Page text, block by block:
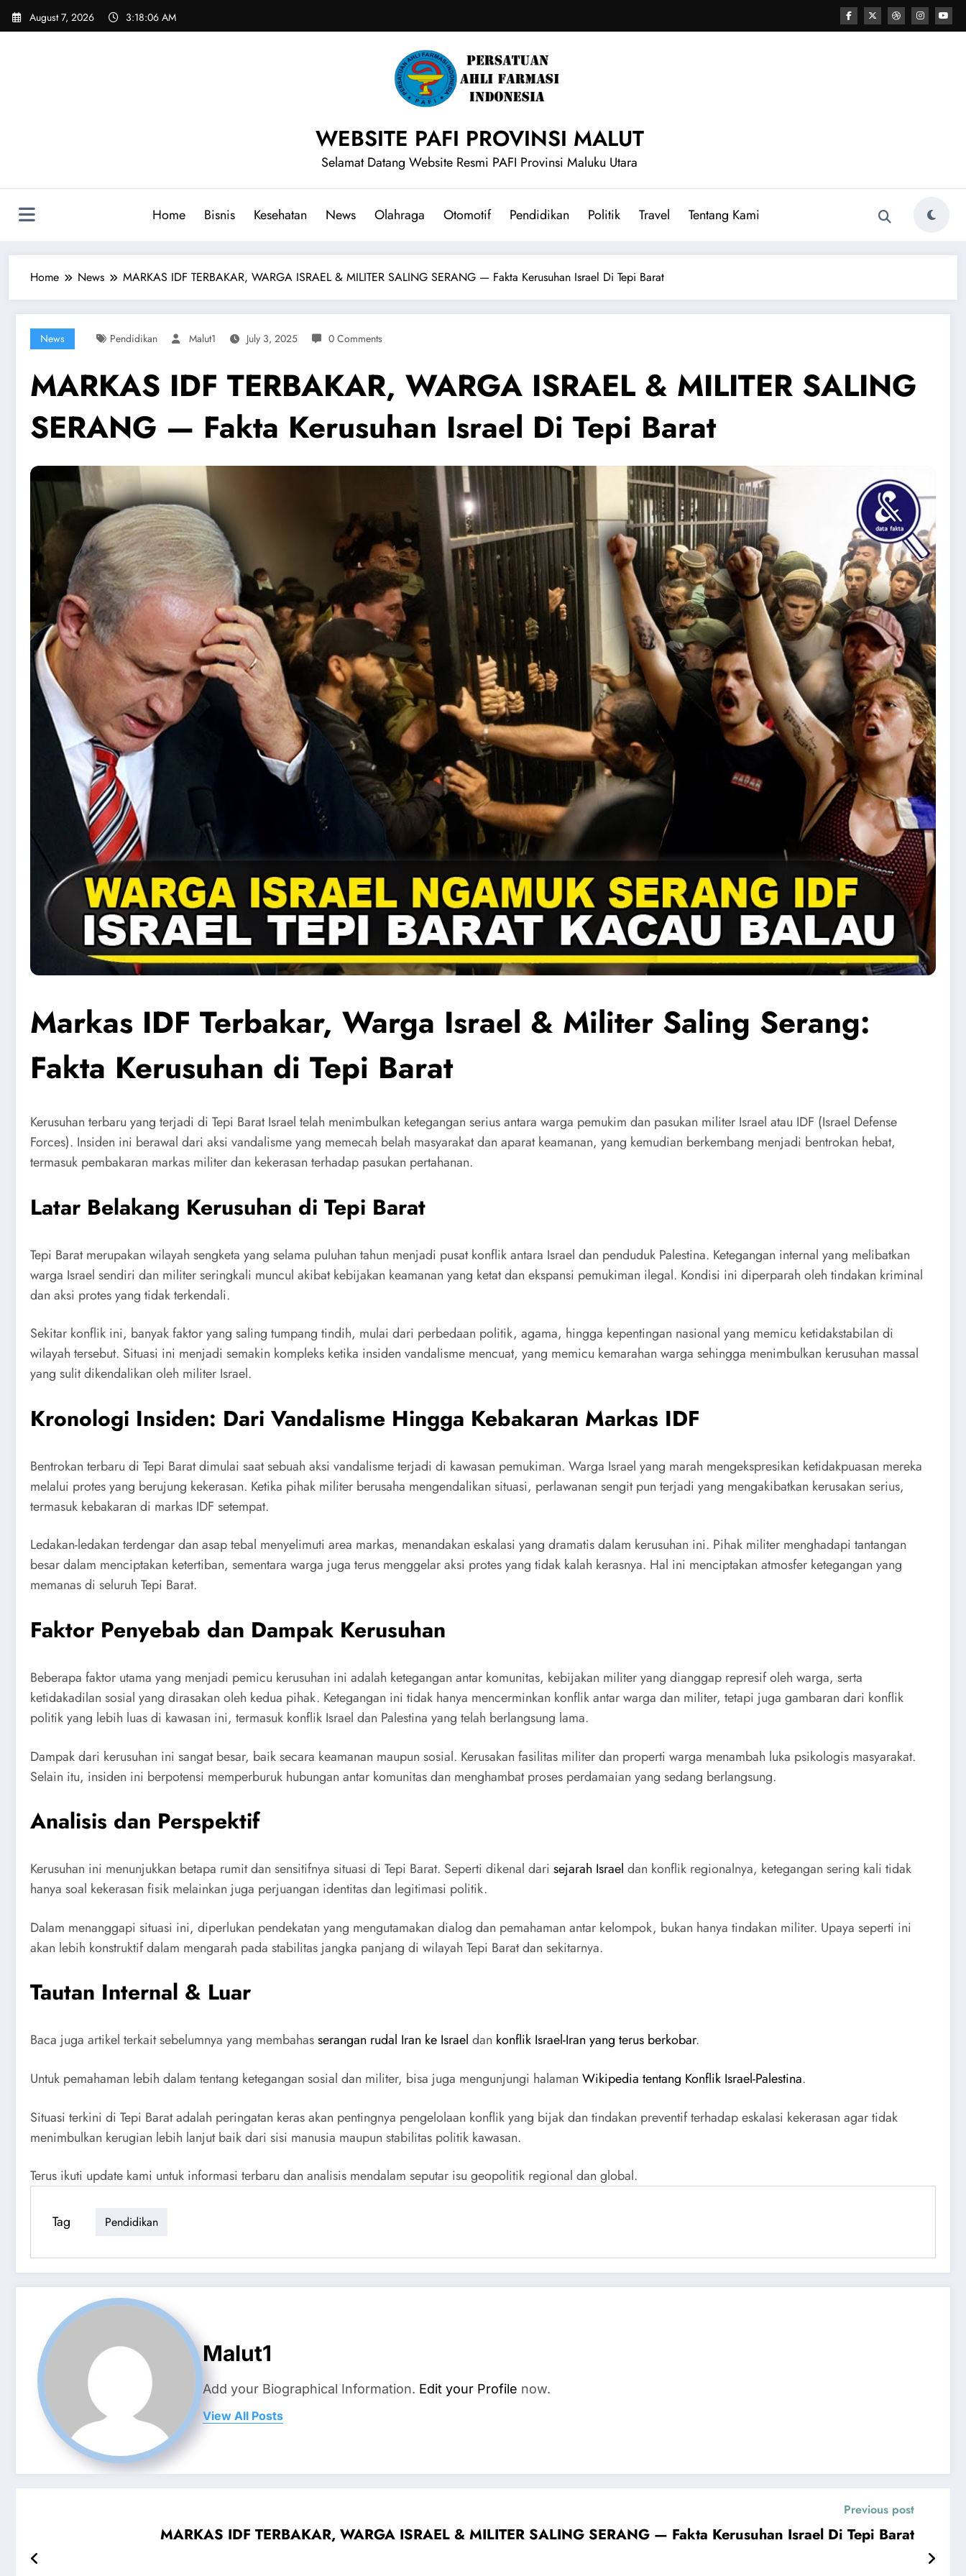
Skip
August 7, 2026 3:18:07 AM
WEBSITE PAFI PROVINSI MALUT
Selamat Datang Website Resmi PAFI Provinsi Maluku Utara
Home Bisnis Kesehatan News Olahraga Otomotif Pendidikan Politik Travel Tentang Kami
Home News MARKAS IDF TERBAKAR, WARGA ISRAEL & MILITER SALING SERANG — Fakta Kerusuhan Israel Di Tepi Barat
News Pendidikan Malut1 July 3, 2025 0 Comments
MARKAS IDF TERBAKAR, WARGA ISRAEL & MILITER SALING
SERANG — Fakta Kerusuhan Israel Di Tepi Barat
Markas IDF Terbakar, Warga Israel & Militer Saling Serang:
Fakta Kerusuhan di Tepi Barat
Kerusuhan terbaru yang terjadi di Tepi Barat Israel telah menimbulkan ketegangan serius antara warga pemukim dan pasukan militer Israel atau IDF (Israel Defense
Forces). Insiden ini berawal dari aksi vandalisme yang memecah belah masyarakat dan aparat keamanan, yang kemudian berkembang menjadi bentrokan hebat,
termasuk pembakaran markas militer dan kekerasan terhadap pasukan pertahanan.
Latar Belakang Kerusuhan di Tepi Barat
Tepi Barat merupakan wilayah sengketa yang selama puluhan tahun menjadi pusat konflik antara Israel dan penduduk Palestina. Ketegangan internal yang melibatkan
warga Israel sendiri dan militer seringkali muncul akibat kebijakan keamanan yang ketat dan ekspansi pemukiman ilegal. Kondisi ini diperparah oleh tindakan kriminal
dan aksi protes yang tidak terkendali.
Sekitar konflik ini, banyak faktor yang saling tumpang tindih, mulai dari perbedaan politik, agama, hingga kepentingan nasional yang memicu ketidakstabilan di
wilayah tersebut. Situasi ini menjadi semakin kompleks ketika insiden vandalisme mencuat, yang memicu kemarahan warga sehingga menimbulkan kerusuhan massal
yang sulit dikendalikan oleh militer Israel.
Kronologi Insiden: Dari Vandalisme Hingga Kebakaran Markas IDF
Bentrokan terbaru di Tepi Barat dimulai saat sebuah aksi vandalisme terjadi di kawasan pemukiman. Warga Israel yang marah mengekspresikan ketidakpuasan mereka
melalui protes yang berujung kekerasan. Ketika pihak militer berusaha mengendalikan situasi, perlawanan sengit pun terjadi yang mengakibatkan kerusakan serius,
termasuk kebakaran di markas IDF setempat.
Ledakan-ledakan terdengar dan asap tebal menyelimuti area markas, menandakan eskalasi yang dramatis dalam kerusuhan ini. Pihak militer menghadapi tantangan
besar dalam menciptakan ketertiban, sementara warga juga terus menggelar aksi protes yang tidak kalah kerasnya. Hal ini menciptakan atmosfer ketegangan yang
memanas di seluruh Tepi Barat.
Faktor Penyebab dan Dampak Kerusuhan
Beberapa faktor utama yang menjadi pemicu kerusuhan ini adalah ketegangan antar komunitas, kebijakan militer yang dianggap represif oleh warga, serta
ketidakadilan sosial yang dirasakan oleh kedua pihak. Ketegangan ini tidak hanya mencerminkan konflik antar warga dan militer, tetapi juga gambaran dari konflik
politik yang lebih luas di kawasan ini, termasuk konflik Israel dan Palestina yang telah berlangsung lama.
Dampak dari kerusuhan ini sangat besar, baik secara keamanan maupun sosial. Kerusakan fasilitas militer dan properti warga menambah luka psikologis masyarakat.
Selain itu, insiden ini berpotensi memperburuk hubungan antar komunitas dan menghambat proses perdamaian yang sedang berlangsung.
Analisis dan Perspektif
Kerusuhan ini menunjukkan betapa rumit dan sensitifnya situasi di Tepi Barat. Seperti dikenal dari sejarah Israel dan konflik regionalnya, ketegangan sering kali tidak
hanya soal kekerasan fisik melainkan juga perjuangan identitas dan legitimasi politik.
Dalam menanggapi situasi ini, diperlukan pendekatan yang mengutamakan dialog dan pemahaman antar kelompok, bukan hanya tindakan militer. Upaya seperti ini
akan lebih konstruktif dalam mengarah pada stabilitas jangka panjang di wilayah Tepi Barat dan sekitarnya.
Tautan Internal & Luar
Baca juga artikel terkait sebelumnya yang membahasserangan rudal Iran ke Israel dan konflik Israel-Iran yang terus berkobar.
Untuk pemahaman lebih dalam tentang ketegangan sosial dan militer, bisa juga mengunjungi halaman Wikipedia tentang Konflik Israel-Palestina.
Situasi terkini di Tepi Barat adalah peringatan keras akan pentingnya pengelolaan konflik yang bijak dan tindakan preventif terhadap eskalasi kekerasan agar tidak
menimbulkan kerugian lebih lanjut baik dari sisi manusia maupun stabilitas politik kawasan.
Terus ikuti update kami untuk informasi terbaru dan analisis mendalam seputar isu geopolitik regional dan global.
Tag Pendidikan
Malut1
Add your Biographical Information. Edit your Profile now.
View All Posts
Previous post
MARKAS IDF TERBAKAR, WARGA ISRAEL & MILITER SALING SERANG — Fakta Kerusuhan Israel Di Tepi Barat